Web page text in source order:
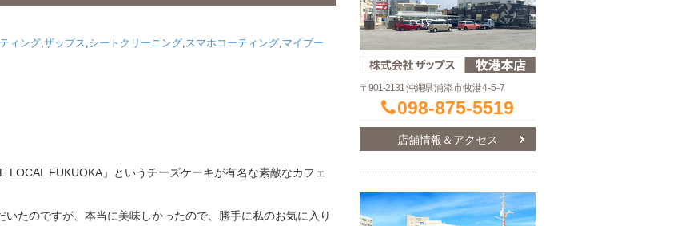
ィング,ザップス,シートクリーニング,スマホコーティング,マイブー
LOCAL FUKUOKA」というチーズケーキが有名な素敵なカフェ
たのですが、本当に美味しかったので、勝手に私のお気に入り
〒901-2131 沖縄県浦添市牧港4-5-7
098-875-5519
店舗情報＆アクセス